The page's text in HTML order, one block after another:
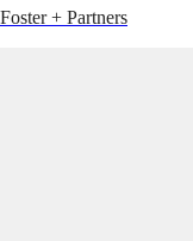
Foster + Partners